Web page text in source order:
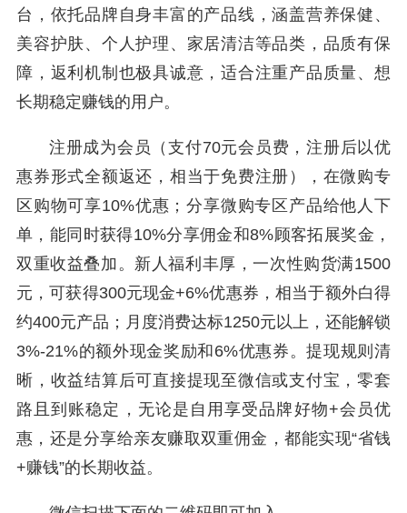
台，依托品牌自身丰富的产品线，涵盖营养保健、
美容护肤、个人护理、家居清洁等品类，品质有保
障，返利机制也极具诚意，适合注重产品质量、想
长期稳定赚钱的用户。
注册成为会员（支付70元会员费，注册后以优
惠券形式全额返还，相当于免费注册），在微购专
区购物可享10%优惠；分享微购专区产品给他人下
单，能同时获得10%分享佣金和8%顾客拓展奖金，
双重收益叠加。新人福利丰厚，一次性购货满1500
元，可获得300元现金+6%优惠券，相当于额外白得
约400元产品；月度消费达标1250元以上，还能解锁
3%-21%的额外现金奖励和6%优惠券。提现规则清
晰，收益结算后可直接提现至微信或支付宝，零套
路且到账稳定，无论是自用享受品牌好物+会员优
惠，还是分享给亲友赚取双重佣金，都能实现“省钱
+赚钱”的长期收益。